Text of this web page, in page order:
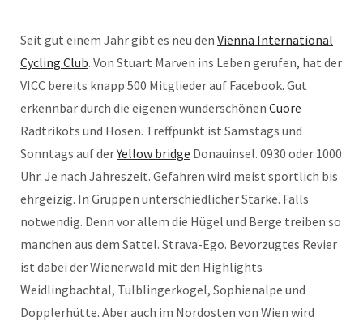
Seit gut einem Jahr gibt es neu den Vienna International
Cycling Club. Von Stuart Marven ins Leben gerufen, hat der
VICC bereits knapp 500 Mitglieder auf Facebook. Gut
erkennbar durch die eigenen wunderschönen Cuore
Radtrikots und Hosen. Treffpunkt ist Samstags und
Sonntags auf derYellow bridge Donauinsel. 0930 oder 1000
Uhr. Je nach Jahreszeit. Gefahren wird meist sportlich bis
ehrgeizig. In Gruppen unterschiedlicher Stärke. Falls
notwendig. Denn vor allem die Hügel und Berge treiben so
manchen aus dem Sattel. Strava-Ego. Bevorzugtes Revier
ist dabei der Wienerwald mit den Highlights
Weidlingbachtal, Tulblingerkogel, Sophienalpe und
Dopplerhütte. Aber auch im Nordosten von Wien wird